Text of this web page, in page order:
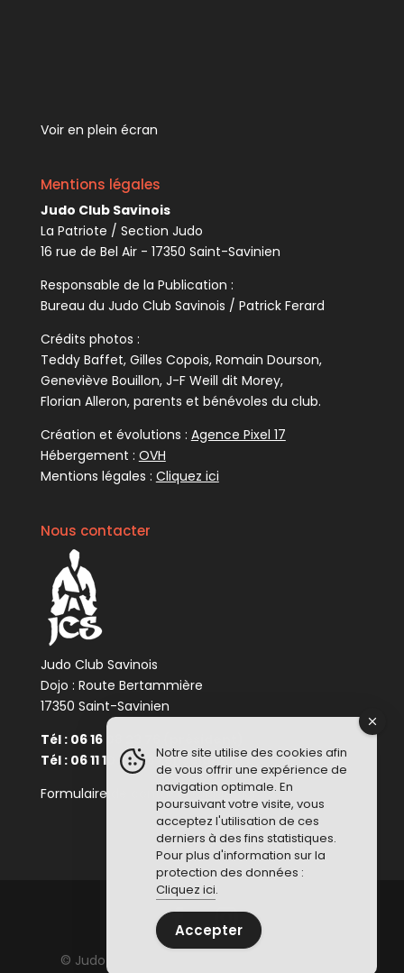
Voir en plein écran
Mentions légales
Judo Club Savinois
La Patriote / Section Judo
16 rue de Bel Air - 17350 Saint-Savinien
Responsable de la Publication :
Bureau du Judo Club Savinois / Patrick Ferard
Crédits photos :
Teddy Baffet, Gilles Copois, Romain Dourson,
Geneviève Bouillon, J-F Weill dit Morey,
Florian Alleron, parents et bénévoles du club.
Création et évolutions : Agence Pixel 17
Hébergement : OVH
Mentions légales : Cliquez ici
Nous contacter
Judo Club Savinois
Dojo : Route Bertammière
17350 Saint-Savinien
Tél : 06 16 08 23 76 (président)
Tél : 06 11 10 34 48 (enseignant)
Formulaire de contact :Cliquez ici
© Judo Club Savinois - Tous droits réservés -
Notre site utilise des cookies afin
de vous offrir une expérience de
navigation optimale. En
poursuivant votre visite, vous
acceptez l'utilisation de ces
derniers à des fins statistiques.
Pour plus d'information sur la
protection des données :
Cliquez ici.
Accepter